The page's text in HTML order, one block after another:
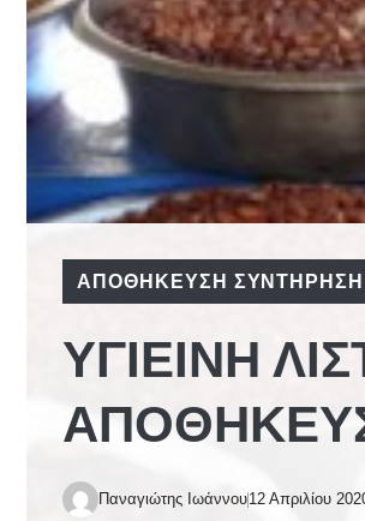
ΑΠΟΘΉΚΕΥΣΗ ΣΥΝΤΉΡΗΣΗ
ΥΓΙΕΙΝΉ
Παναγιώτης Ιωάννου12 Απριλίου